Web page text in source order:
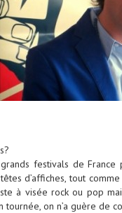
festivals de France
d’affiches, tout
à visée rock ou pop
tournée, on n’a guère de